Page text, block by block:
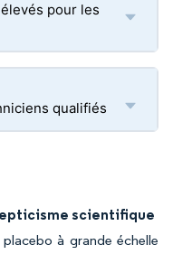
pour les
qualifiés
scientifique
à grande échelle